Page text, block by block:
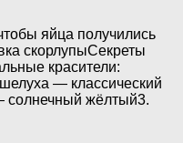
яйца получились
скорлупыСекреты
красители:
— классический
солнечный жёлтый3.